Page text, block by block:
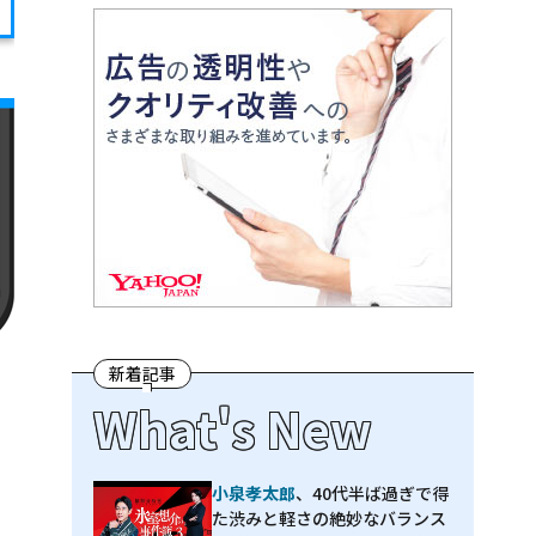
新着記事
What's New
小泉孝太郎、40代半ば過ぎで得
た渋みと軽さの絶妙なバランス